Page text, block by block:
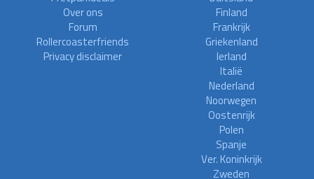
Over ons
Forum
Rollercoasterfriends
Privacy disclaimer
Finland
Frankrijk
Griekenland
Ierland
Italië
Nederland
Noorwegen
Oostenrijk
Polen
Spanje
Ver. Koninkrijk
Zweden